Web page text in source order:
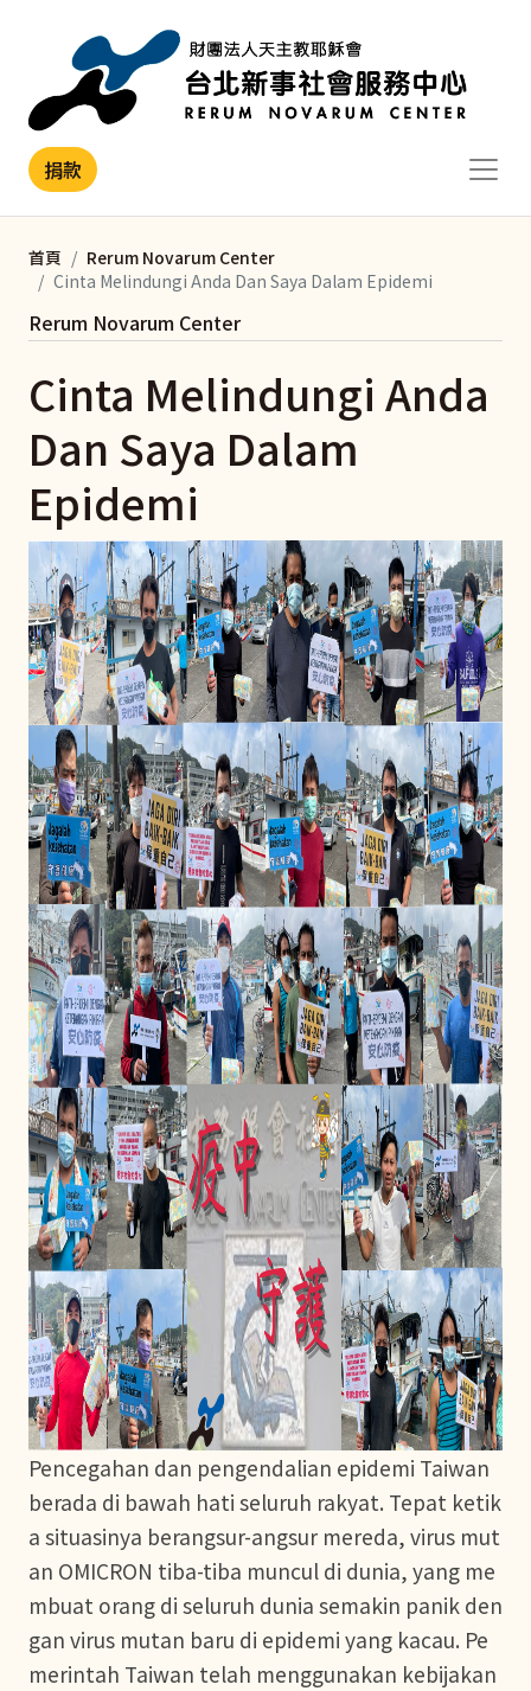
捐款
首頁
Rerum Novarum Center
Cinta Melindungi Anda Dan Saya Dalam Epidemi
Cinta Melindungi Anda
Dan Saya Dalam
Epidemi
Pencegahan dan pengendalian epidemi Taiwan
berada di bawah hati seluruh rakyat. Tepat ketik
a situasinya berangsur-angsur mereda, virus mut
an OMICRON tiba-tiba muncul di dunia, yang me
mbuat orang di seluruh dunia semakin panik den
gan virus mutan baru di epidemi yang kacau. Pe
merintah Taiwan telah menggunakan kebijakan
Rerum Novarum Center